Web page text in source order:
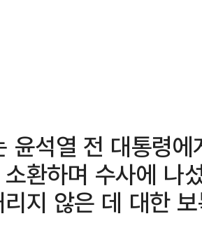
윤석열 전 대통령
환하며 수사에 나
지 않은 데 대한